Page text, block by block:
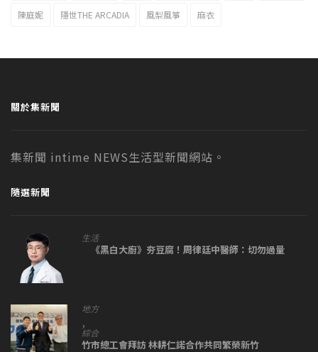
陳庭妮 隱世THE ARCADIA 風梨風箏 麻衣
關於集新聞
集新聞 intime NEWS生活型新聞網站。
隨選新聞
生活
《黑白大廚》夯豆腐！周律廷中醫師：切勿過量
地方
,
綜合
竹市總工會拜訪 林耕仁諾合作共同繁榮新竹